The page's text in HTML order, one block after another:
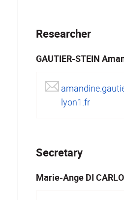
Researcher
GAUTIER-STEIN
lyon1.fr
Secretary
Marie-Ange DI CARLO